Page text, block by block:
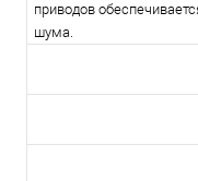
приводов
шума.